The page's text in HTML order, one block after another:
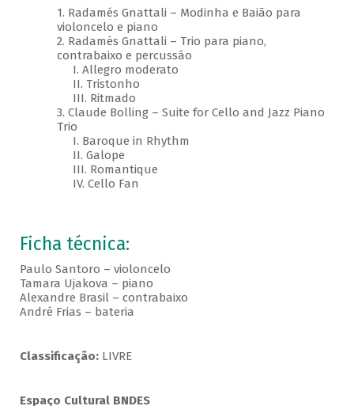
1. Radamés Gnattali – Modinha e Baião para
violoncelo e piano
2. Radamés Gnattali – Trio para piano,
contrabaixo e percussão
I. Allegro moderato
II. Tristonho
III. Ritmado
3. Claude Bolling – Suite for Cello and Jazz Piano
Trio
I. Baroque in Rhythm
II. Galope
III. Romantique
IV. Cello Fan
Ficha técnica:
Paulo Santoro – violoncelo
Tamara Ujakova – piano
Alexandre Brasil – contrabaixo
André Frias – bateria
Classificação:LIVRE
Espaço Cultural BNDES